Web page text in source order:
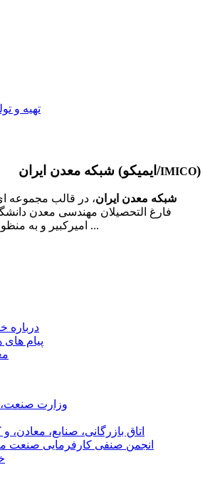
شبکه معدن ایران (ایمیکو/IMICO)
شبکه معدن ایران، در قالب مجموعه
فارغ­ التحصیلان مهندسی معدن
امیرکبیر و به منظور برقراری ارتباط موثر ...
درباره
پیام های
وزارت
اتاق بازرگانی، صنایع، معادن،
انجمن صنفی کارفرمایی صنعت